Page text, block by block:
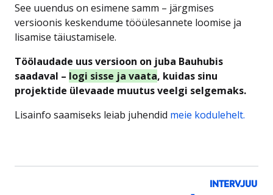
See uuendus on esimene samm – järgmises
versioonis keskendume tööülesannete loomise ja
lisamise täiustamisele.
Töölaudade uus versioon on juba Bauhubis
saadaval – logi sisse ja vaata, kuidas sinu
projektide ülevaade muutus veelgi selgemaks.
Lisainfo saamiseks leiab juhendid meie kodulehelt.
INTERVJUU